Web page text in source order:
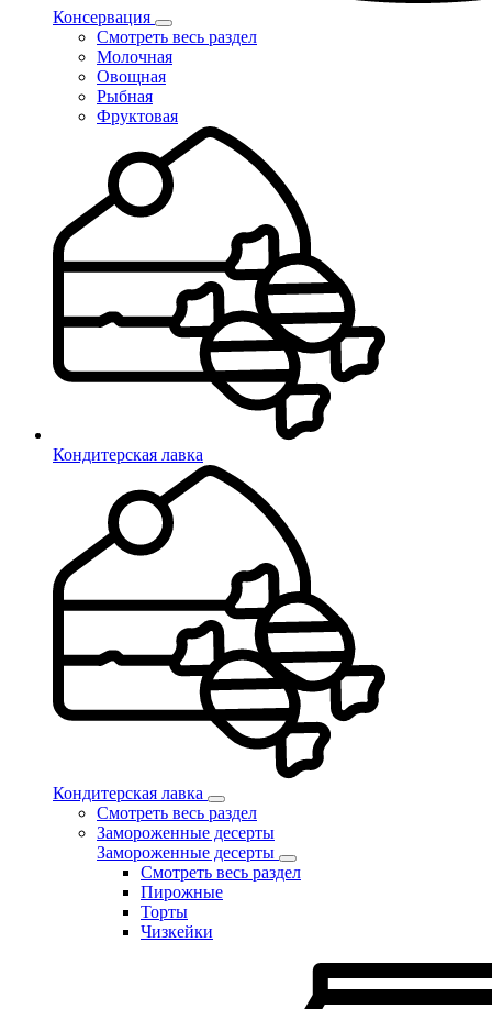
Консервация
Смотреть весь раздел
Молочная
Овощная
Рыбная
Фруктовая
Кондитерская лавка
Кондитерская лавка
Смотреть весь раздел
Замороженные десерты
Замороженные десерты
Смотреть весь раздел
Пирожные
Торты
Чизкейки